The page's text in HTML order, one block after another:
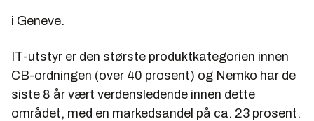
i Geneve.
IT-utstyr er den største produktkategorien innen
CB-ordningen (over 40 prosent) og Nemko har de
siste 8 år vært verdensledende innen dette
området, med en markedsandel på ca. 23 prosent.